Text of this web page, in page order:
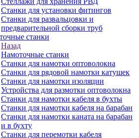
Станки для установки фитингов
Станки для развальцовки и
предварительной сборки труб
станки
Назад
Намоточные станки
Станки для намотки оптоволокна
Станки для рядовой намотки катушек
Станки для намотки изоляции
Устройства для размотки оптоволокна
Станки для намотки кабеля в бухты
Станки для намотки кабеля на барабан
Станки для намотки каната на барабан
и в бухту
Станки для перемотки кабеля